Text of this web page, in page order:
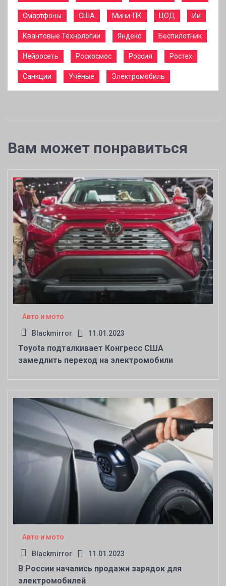
Смартфоны США Мини-ПК ЦОД Ии
Квантовые Технологии Яндекс Беспилотник
Нейросеть Роскосмос Россия Ростех
Санкции Учёные Электромобиль
Вам может понравиться
Авто и мото
Blackmirror 11.01.2023
Toyota подталкивает Конгресс США
замедлить переход на электромобили
Авто и мото
Blackmirror 11.01.2023
В России начались продажи зарядок для
электромобилей